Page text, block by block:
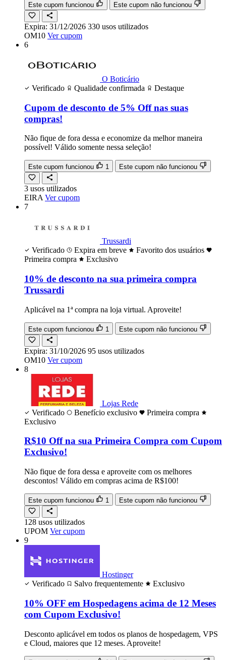
Este cupom funcionou Este cupom não funcionou
Expira: 31/12/2026 330 usos utilizados
OM10 Ver cupom
6
O Boticário
Verificado
Qualidade confirmada Destaque
Cupom de desconto de 5% Off nas suas
compras!
Não fique de fora dessa e economize da melhor maneira
possível! Válido somente nessa seleção!
Este cupom funcionou 1 Este cupom não funcionou
3 usos utilizados
EIRA Ver cupom
7
Trussardi
Verificado
Expira em breve
Favorito dos usuários
Primeira compra
Exclusivo
10% de desconto na sua primeira compra
Trussardi
Aplicável na 1ª compra na loja virtual. Aproveite!
Este cupom funcionou 1 Este cupom não funcionou
Expira: 31/10/2026 95 usos utilizados
OM10 Ver cupom
8
Lojas Rede
Verificado
Benefício exclusivo
Primeira compra
Exclusivo
R$10 Off na sua Primeira Compra com Cupom
Exclusivo!
Não fique de fora dessa e aproveite com os melhores
descontos! Válido em compras acima de R$100!
Este cupom funcionou 1 Este cupom não funcionou
128 usos utilizados
UPOM Ver cupom
9
Hostinger
Verificado
Salvo frequentemente Exclusivo
10% OFF em Hospedagens acima de 12 Meses
com Cupom Exclusivo!
Desconto aplicável em todos os planos de hospedagem, VPS
e Cloud, maiores que 12 meses. Aproveite!